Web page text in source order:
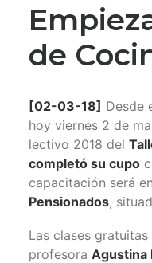
de
[02-03-18] Desde
hoy viernes 2 de
lectivo 2018 del
completó su cupo
capacitación será
Pensionados,
Las clases
profesora Agustina